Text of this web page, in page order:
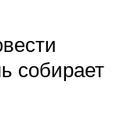
собирает